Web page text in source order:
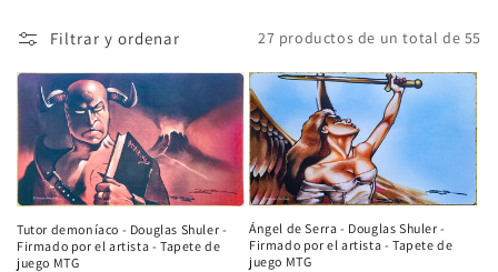
i
ó
n
:
Filtrar y ordenar 27 productos de un total de 55
Tutor demoníaco - Douglas Shuler -
Firmado por el artista - Tapete de
juego MTG
Ángel de Serra - Douglas Shuler -
Firmado por el artista - Tapete de
juego MTG